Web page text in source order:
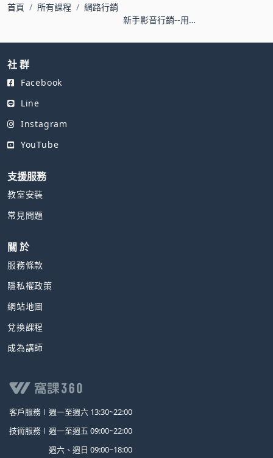
首頁 所有課程
網路行銷
新手影音行銷--用
業影片
社 群
Facebook
Line
Instagram
YouTube
支援服務
教室安裝
常見問題
關 於
服務條款
隱私權政策
網站地圖
兌換課程
成為講師
客戶服務∣ 週一至週六 13:30~22:00
技術服務∣ 週一至週五 09:00~22:00
週六、週日 09:00~18:00